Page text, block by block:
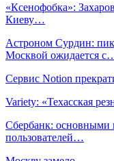
«Ксенофобка»:
Киеву…
Астроном Сурдин:
Москвой ожидается
Сервис Notion
Variety: «Техасская
Сбербанк: основными
пользователей…